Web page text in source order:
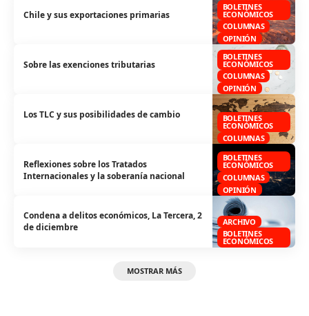
BOLETINES
ECONÓMICOS
COLUMNAS
OPINIÓN
Chile y sus exportaciones primarias
BOLETINES
ECONÓMICOS
COLUMNAS
OPINIÓN
Sobre las exenciones tributarias
BOLETINES
ECONÓMICOS
COLUMNAS
Los TLC y sus posibilidades de cambio
BOLETINES
ECONÓMICOS
COLUMNAS
OPINIÓN
Reflexiones sobre los Tratados
Internacionales y la soberanía nacional
ARCHIVO
BOLETINES
ECONÓMICOS
Condena a delitos económicos, La Tercera, 2
de diciembre
MOSTRAR MÁS